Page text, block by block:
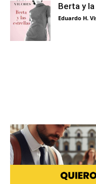
Berta y
Eduardo H.